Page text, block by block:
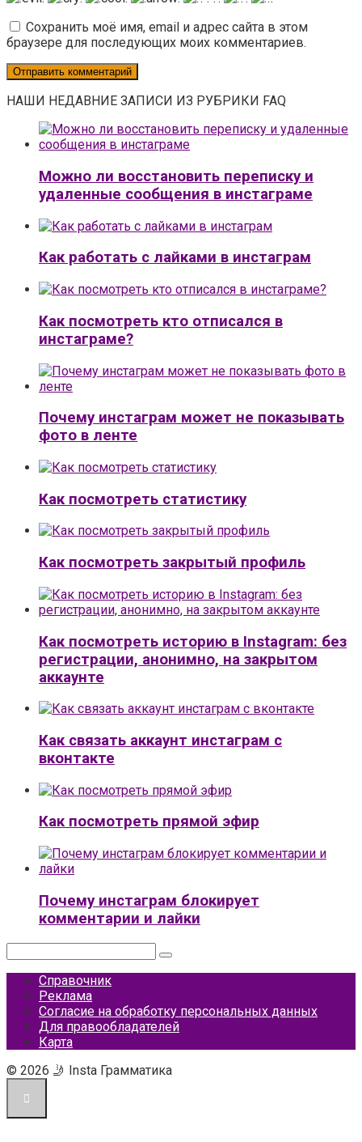
Сохранить моё имя, email и адрес сайта в этом
браузере для последующих моих комментариев.
НАШИ НЕДАВНИЕ ЗАПИСИ ИЗ РУБРИКИ FAQ
Можно ли восстановить переписку и
удаленные сообщения в инстаграме
Как работать с лайками в инстаграм
Как посмотреть кто отписался в
инстаграме?
Почему инстаграм может не показывать
фото в ленте
Как посмотреть статистику
Как посмотреть закрытый профиль
Как посмотреть историю в Instagram: без
регистрации, анонимно, на закрытом
аккаунте
Как связать аккаунт инстаграм с
вконтакте
Как посмотреть прямой эфир
Почему инстаграм блокирует
комментарии и лайки
Справочник
Реклама
Согласие на обработку персональных данных
Для правообладателей
Карта
© 2026 🤳 Insta Грамматика